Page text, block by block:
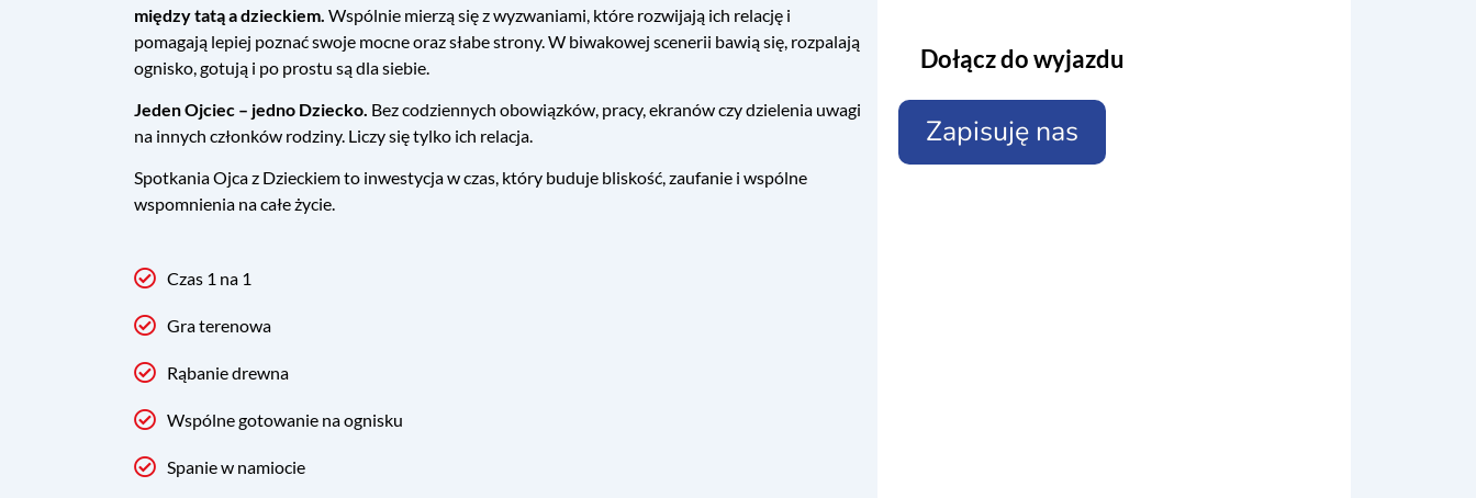
między tatą a dzieckiem. Wspólnie mierzą się z wyzwaniami, które rozwijają ich relację i
pomagają lepiej poznać swoje mocne oraz słabe strony. W biwakowej scenerii bawią się, rozpalają
ognisko, gotują i po prostu są dla siebie.
Jeden Ojciec – jedno Dziecko. Bez codziennych obowiązków, pracy, ekranów czy dzielenia uwagi
na innych członków rodziny. Liczy się tylko ich relacja.
Spotkania Ojca z Dzieckiem to inwestycja w czas, który buduje bliskość, zaufanie i wspólne
wspomnienia na całe życie.
Czas 1 na 1
Gra terenowa
Rąbanie drewna
Wspólne gotowanie na ognisku
Spanie w namiocie
Dołącz do wyjazdu
Zapisuję nas